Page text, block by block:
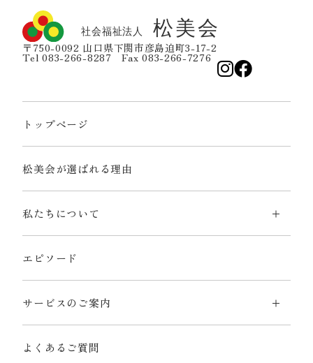
〒750-0092 山口県下関市彦島迫町3-17-2
Tel 083-266-8287 Fax 083-266-7276
トップページ
松美会が選ばれる理由
私たちについて
エピソード
サービスのご案内
よくあるご質問